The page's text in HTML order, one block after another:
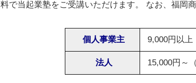
料で当起業塾をご受講いただけます。 なお、福岡
個人事業主
9,000円以上
法人 15,000円～